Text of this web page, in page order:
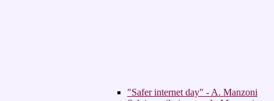
"Safer internet day" - A. Manzoni